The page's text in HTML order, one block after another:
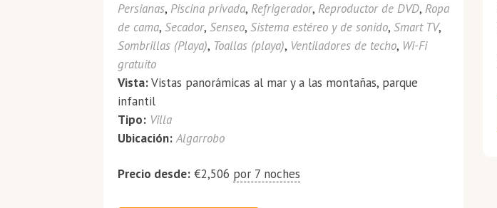
Persianas, Piscina privada, Refrigerador, Reproductor de DVD, Ropa
de cama,Secador,Senseo,Sistema estéreo y de sonido,Smart TV,
Sombrillas (Playa), Toallas (playa), Ventiladores de techo, Wi-Fi
gratuito
Vista:Vistas panorámicas al mar y a las montañas, parque
infantil
Tipo: Villa
Ubicación: Algarrobo
Precio desde: €2,506 por 7 noches